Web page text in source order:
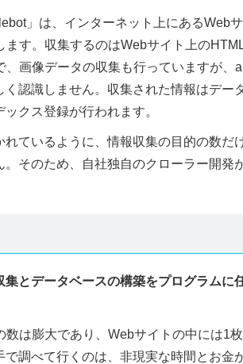
」は、インターネット上にあるWeb
ます。収集するのはWebサイト上の
画像データの収集も行っていますが、
く認識しません。収集された情報はデー
クス登録が行われます。
ているように、情報収集の目的の数だ
そのため、自社独自のクローラー開発
とデータベースの構築をプログラムに
は膨大であり、Webサイトの中には1
調べて行くのは、非現実な時間とお金